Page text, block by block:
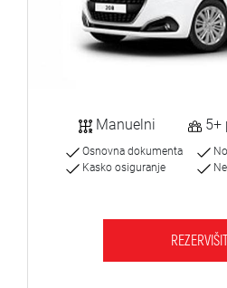
Manuelni 5+
Osnovna dokumenta
Kasko osiguranje